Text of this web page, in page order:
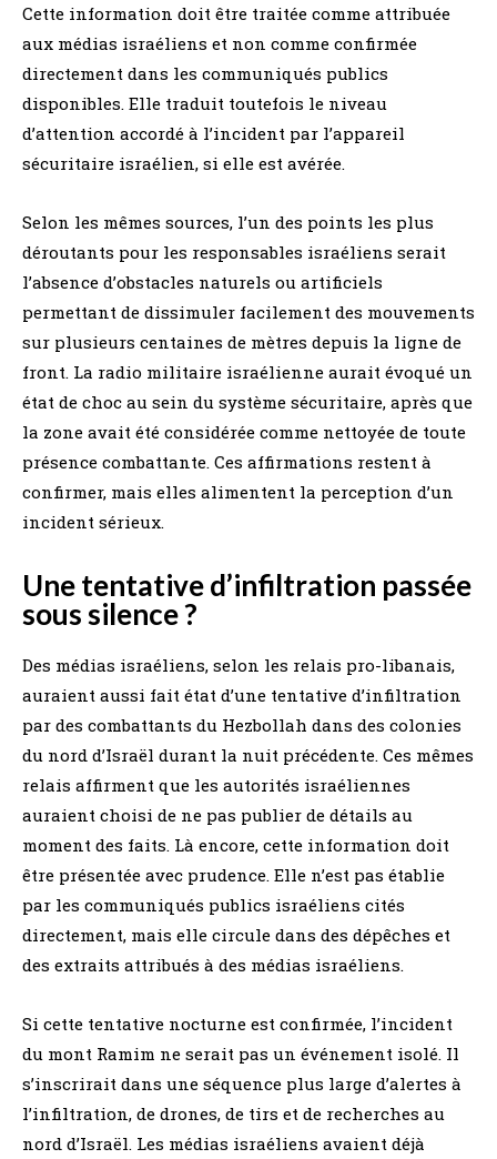
Cette information doit être traitée comme attribuée
aux médias israéliens et non comme confirmée
directement dans les communiqués publics
disponibles. Elle traduit toutefois le niveau
d’attention accordé à l’incident par l’appareil
sécuritaire israélien, si elle est avérée.
Selon les mêmes sources, l’un des points les plus
déroutants pour les responsables israéliens serait
l’absence d’obstacles naturels ou artificiels
permettant de dissimuler facilement des mouvements
sur plusieurs centaines de mètres depuis la ligne de
front. La radio militaire israélienne aurait évoqué un
état de choc au sein du système sécuritaire, après que
la zone avait été considérée comme nettoyée de toute
présence combattante. Ces affirmations restent à
confirmer, mais elles alimentent la perception d’un
incident sérieux.
Une tentative d’infiltration passée
sous silence ?
Des médias israéliens, selon les relais pro-libanais,
auraient aussi fait état d’une tentative d’infiltration
par des combattants du Hezbollah dans des colonies
du nord d’Israël durant la nuit précédente. Ces mêmes
relais affirment que les autorités israéliennes
auraient choisi de ne pas publier de détails au
moment des faits. Là encore, cette information doit
être présentée avec prudence. Elle n’est pas établie
par les communiqués publics israéliens cités
directement, mais elle circule dans des dépêches et
des extraits attribués à des médias israéliens.
Si cette tentative nocturne est confirmée, l’incident
du mont Ramim ne serait pas un événement isolé. Il
s’inscrirait dans une séquence plus large d’alertes à
l’infiltration, de drones, de tirs et de recherches au
nord d’Israël. Les médias israéliens avaient déjà